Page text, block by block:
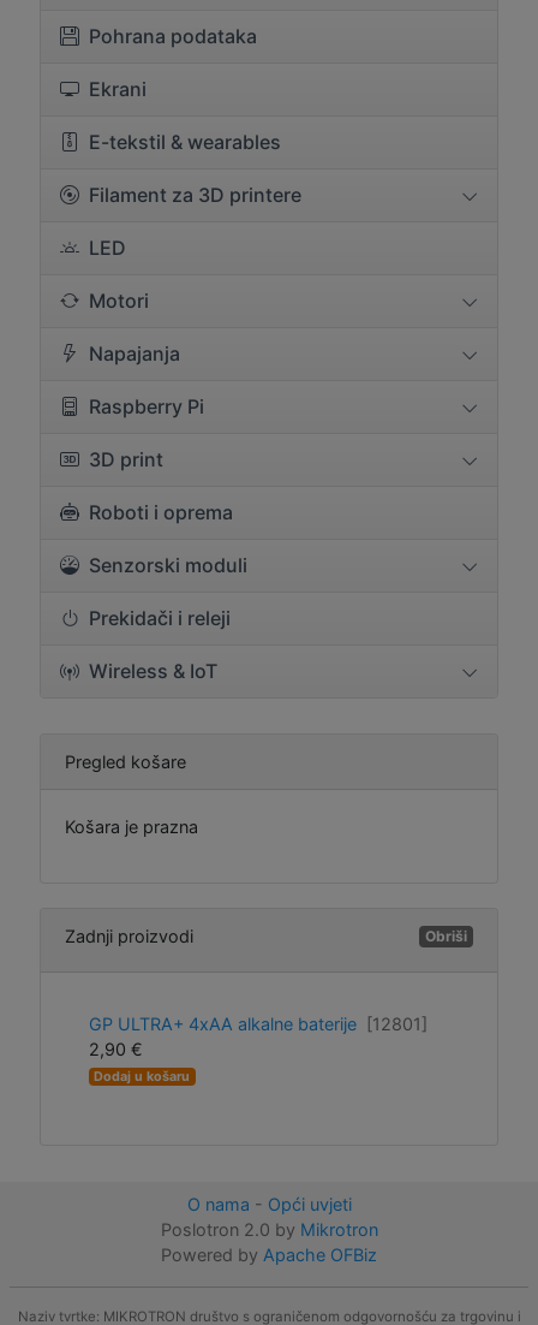
Pohrana podataka
Ekrani
E-tekstil & wearables
Filament za 3D printere
LED
Motori
Napajanja
Raspberry Pi
3D print
Roboti i oprema
Senzorski moduli
Prekidači i releji
Wireless & IoT
Pregled košare
Košara je prazna
Zadnji proizvodi Obriši
GP ULTRA+ 4xAA alkalne baterije
[12801]
2,90 €
Dodaj u košaru
O nama - Opći uvjeti
Poslotron 2.0 by Mikrotron
Powered by Apache OFBiz
Naziv tvrtke: MIKROTRON društvo s ograničenom odgovornošću za trgovinu i